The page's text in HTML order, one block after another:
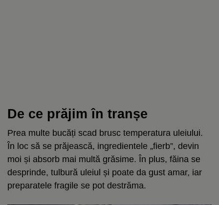
De ce prăjim în tranșe
Prea multe bucăți scad brusc temperatura uleiului.
În loc să se prăjească, ingredientele „fierb”, devin
moi și absorb mai multă grăsime. În plus, făina se
desprinde, tulbură uleiul și poate da gust amar, iar
preparatele fragile se pot destrăma.